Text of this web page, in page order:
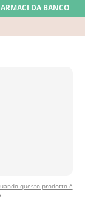
DA BANCO
questo prodotto è